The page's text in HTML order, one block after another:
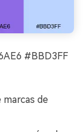
#BBD3FF
de